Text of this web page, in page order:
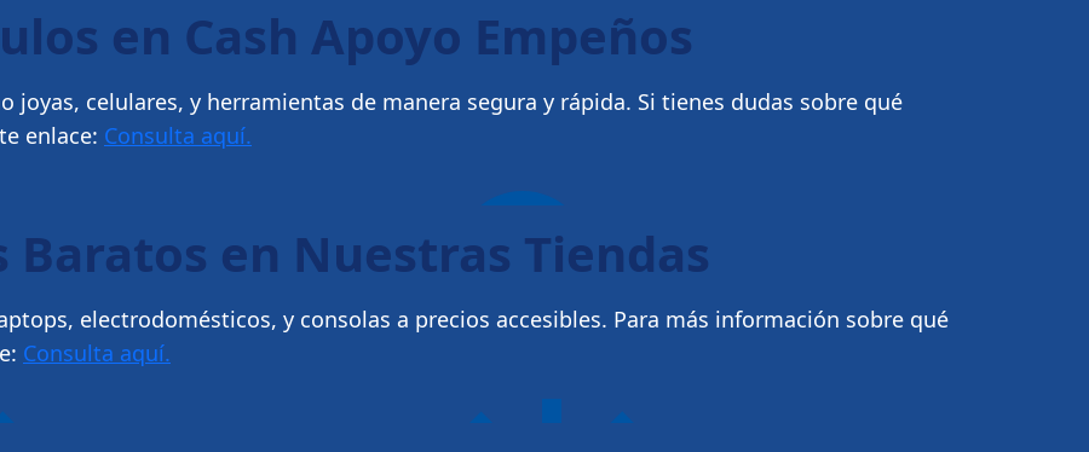
en Cash Apoyo Empeños
joyas, celulares, y herramientas de manera segura y rápida. Si tienes dudas sobre qué
enlace: Consulta aquí.
en Nuestras Tiendas
electrodomésticos, y consolas a precios accesibles. Para más información sobre qué
Consulta aquí.